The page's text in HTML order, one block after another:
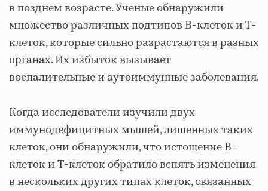
в позднем возрасте. Ученые обнаружили
множество различных подтипов В-клеток и Т-
клеток, которые сильно разрастаются в разных
органах. Их избыток вызывает
воспалительные и аутоиммунные заболевания.
Когда исследователи изучили двух
иммунодефицитных мышей, лишенных таких
клеток, они обнаружили, что истощение B-
клеток и T-клеток обратило вспять изменения
в нескольких других типах клеток, связанных